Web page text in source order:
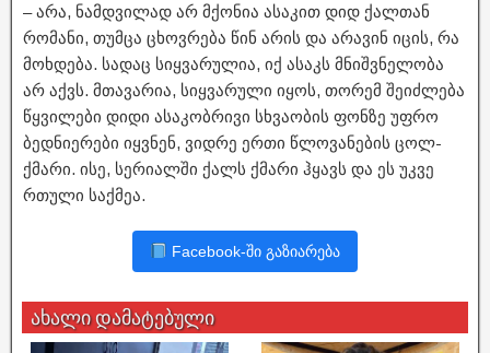
– არა, ნამდვილად არ მქონია ასაკით დიდ ქალთან
რომანი, თუმცა ცხოვრება წინ არის და არავინ იცის, რა
მოხდება. სადაც სიყვარულია, იქ ასაკს მნიშვნელობა
არ აქვს. მთავარია, სიყვარული იყოს, თორემ შეიძლება
წყვილები დიდი ასაკობრივი სხვაობის ფონზე უფრო
ბედნიერები იყვნენ, ვიდრე ერთი წლოვანების ცოლ-
ქმარი. ისე, სერიალში ქალს ქმარი ჰყავს და ეს უკვე
რთული საქმეა.
Facebook-ში გაზიარება
ახალი დამატებული